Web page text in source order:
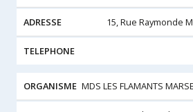
15, Rue Raymonde
MDS LES FLAMANTS